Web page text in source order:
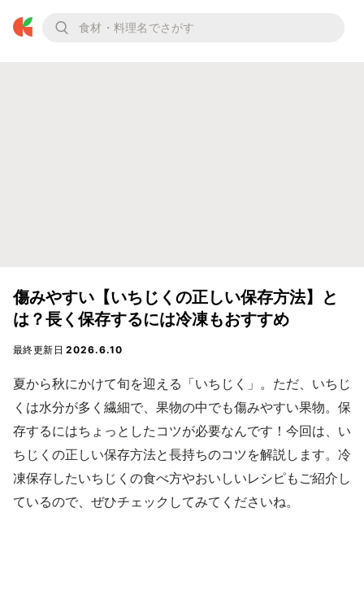
傷みやすい【いちじくの正しい保存方法】と
は？長く保存するには冷凍もおすすめ
最終更新日2026.6.10
夏から秋にかけて旬を迎える「いちじく」。ただ、いちじ
くは水分が多く繊細で、果物の中でも傷みやすい果物。保
存するにはちょっとしたコツが必要なんです！今回は、い
ちじくの正しい保存方法と長持ちのコツを解説します。冷
凍保存したいちじくの食べ方やおいしいレシピもご紹介し
ているので、ぜひチェックしてみてくださいね。